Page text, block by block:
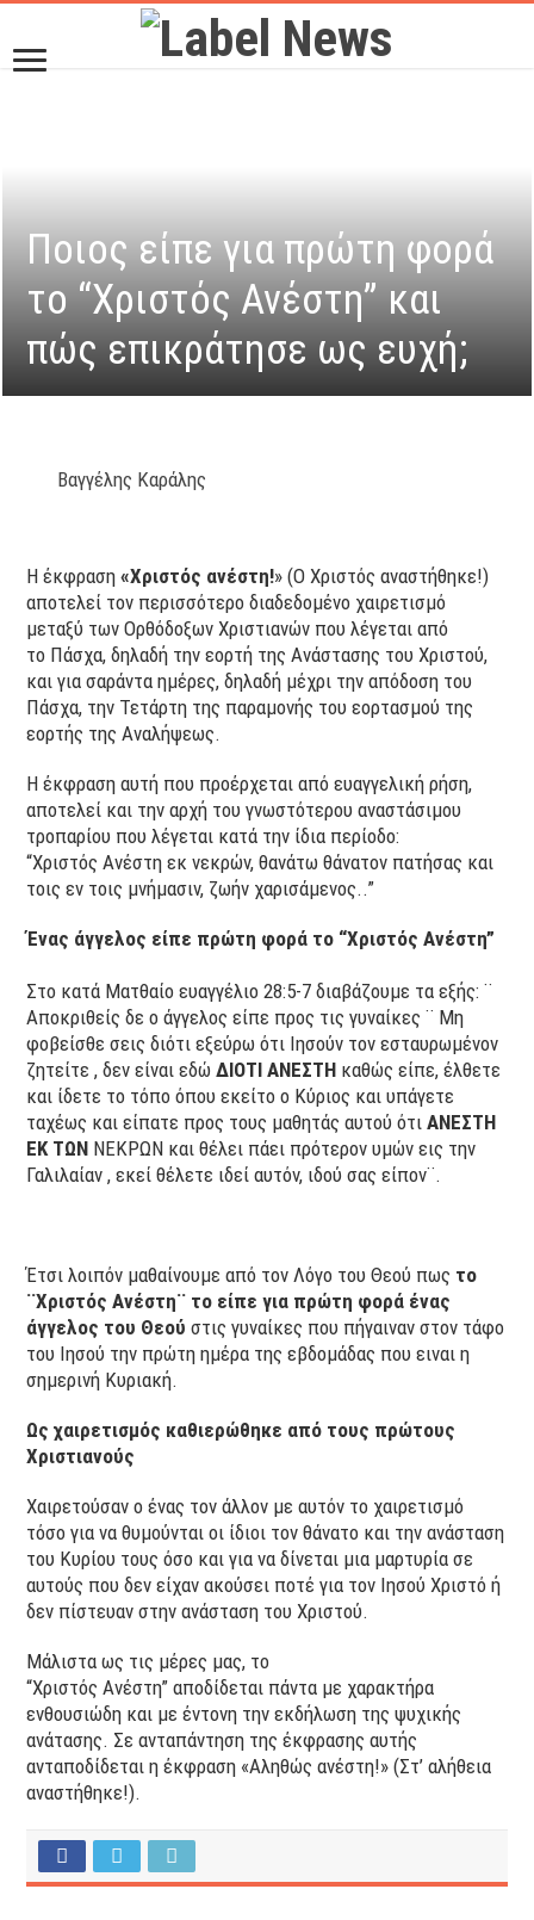
Ποιος είπε για πρώτη φορά
το “Χριστός Ανέστη” και
πώς επικράτησε ως ευχή;
Βαγγέλης Καράλης
Η έκφραση«Χριστός ανέστη!» (Ο Χριστός αναστήθηκε!)
αποτελεί τον περισσότερο διαδεδομένο χαιρετισμό
μεταξύ των Ορθόδοξων Χριστιανών που λέγεται από
το Πάσχα, δηλαδή την εορτή της Ανάστασης του Χριστού,
και για σαράντα ημέρες, δηλαδή μέχρι την απόδοση του
Πάσχα, την Τετάρτη της παραμονής του εορτασμού της
εορτής της Αναλήψεως.
Η έκφραση αυτή που προέρχεται από ευαγγελική ρήση,
αποτελεί και την αρχή του γνωστότερου αναστάσιμου
τροπαρίου που λέγεται κατά την ίδια περίοδο:
“Χριστός Ανέστη εκ νεκρών, θανάτω θάνατον πατήσας και
τοις εν τοις μνήμασιν, ζωήν χαρισάμενος..”
Ένας άγγελος είπε πρώτη φορά το “Χριστός Ανέστη”
Στο κατά Ματθαίο ευαγγέλιο 28:5-7 διαβάζουμε τα εξής: ¨
Αποκριθείς δε ο άγγελος είπε προς τις γυναίκες ¨ Μη
φοβείσθε σεις διότι εξεύρω ότι Ιησούν τον εσταυρωμένον
ζητείτε , δεν είναι εδώΔΙΟΤΙ ΑΝΕΣΤΗ καθώς είπε, έλθετε
και ίδετε το τόπο όπου εκείτο ο Κύριος και υπάγετε
ταχέως και είπατε προς τους μαθητάς αυτού ότιΑΝΕΣΤΗ
ΕΚ ΤΩΝ ΝΕΚΡΩΝ και θέλει πάει πρότερον υμών εις την
Γαλιλαίαν , εκεί θέλετε ιδεί αυτόν, ιδού σας είπον¨.
Έτσι λοιπόν μαθαίνουμε από τον Λόγο του Θεού πως το
¨Χριστός Ανέστη¨ το είπε για πρώτη φορά ένας
άγγελος του Θεούστις γυναίκες που πήγαιναν στον τάφο
του Ιησού την πρώτη ημέρα της εβδομάδας που ειναι η
σημερινή Κυριακή.
Ως χαιρετισμός καθιερώθηκε από τους πρώτους
Χριστιανούς
Χαιρετούσαν ο ένας τον άλλον με αυτόν το χαιρετισμό
τόσο για να θυμούνται οι ίδιοι τον θάνατο και την ανάσταση
του Κυρίου τους όσο και για να δίνεται μια μαρτυρία σε
αυτούς που δεν είχαν ακούσει ποτέ για τον Ιησού Χριστό ή
δεν πίστευαν στην ανάσταση του Χριστού.
Μάλιστα ως τις μέρες μας, το
“Χριστός Ανέστη” αποδίδεται πάντα με χαρακτήρα
ενθουσιώδη και με έντονη την εκδήλωση της ψυχικής
ανάτασης. Σε ανταπάντηση της έκφρασης αυτής
ανταποδίδεται η έκφραση «Αληθώς ανέστη!» (Στ’ αλήθεια
αναστήθηκε!).